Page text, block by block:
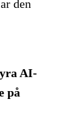
den
AI-
på